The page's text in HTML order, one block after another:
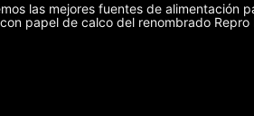
las mejores fuentes de alimentación
papel de calco del renombrado